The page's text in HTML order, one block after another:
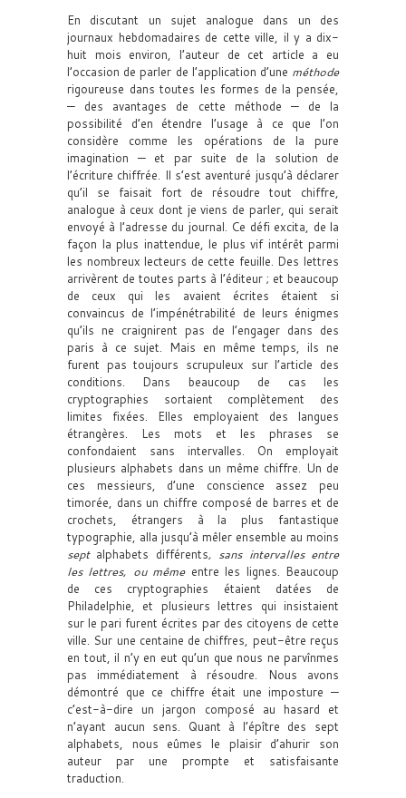
En discutant un sujet analogue dans un des
journaux hebdomadaires de cette ville, il y a dix-
huit mois environ, l’auteur de cet article a eu
l’occasion de parler de l’application d’une méthode
rigoureuse dans toutes les formes de la pensée,
— des avantages de cette méthode — de la
possibilité d’en étendre l’usage à ce que l’on
considère comme les opérations de la pure
imagination — et par suite de la solution de
l’écriture chiffrée. Il s’est aventuré jusqu’à déclarer
qu’il se faisait fort de résoudre tout chiffre,
analogue à ceux dont je viens de parler, qui serait
envoyé à l’adresse du journal. Ce défi excita, de la
façon la plus inattendue, le plus vif intérêt parmi
les nombreux lecteurs de cette feuille. Des lettres
arrivèrent de toutes parts à l’éditeur ; et beaucoup
de ceux qui les avaient écrites étaient si
convaincus de l’impénétrabilité de leurs énigmes
qu’ils ne craignirent pas de l’engager dans des
paris à ce sujet. Mais en même temps, ils ne
furent pas toujours scrupuleux sur l’article des
conditions. Dans beaucoup de cas les
cryptographies sortaient complètement des
limites fixées. Elles employaient des langues
étrangères. Les mots et les phrases se
confondaient sans intervalles. On employait
plusieurs alphabets dans un même chiffre. Un de
ces messieurs, d’une conscience assez peu
timorée, dans un chiffre composé de barres et de
crochets, étrangers à la plus fantastique
typographie, alla jusqu’à mêler ensemble au moins
septalphabets différents, sans intervalles entre
les lettres, ou mêmeentre les lignes. Beaucoup
de ces cryptographies étaient datées de
Philadelphie, et plusieurs lettres qui insistaient
sur le pari furent écrites par des citoyens de cette
ville. Sur une centaine de chiffres, peut-être reçus
en tout, il n’y en eut qu’un que nous ne parvînmes
pas immédiatement à résoudre. Nous avons
démontré que ce chiffre était une imposture —
c’est-à-dire un jargon composé au hasard et
n’ayant aucun sens. Quant à l’épître des sept
alphabets, nous eûmes le plaisir d’ahurir son
auteur par une prompte et satisfaisante
traduction.